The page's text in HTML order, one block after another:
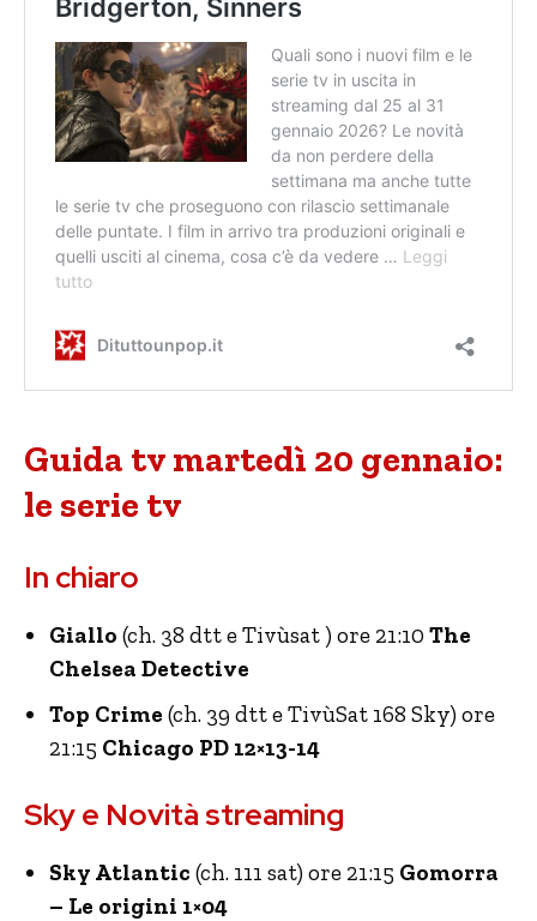
Guida tv martedì 20 gennaio:
le serie tv
In chiaro
Giallo (ch. 38 dtt e Tivùsat ) ore 21:10 The
Chelsea Detective
Top Crime (ch. 39 dtt e TivùSat 168 Sky) ore
21:15 Chicago PD 12×13-14
Sky e Novità streaming
Sky Atlantic (ch. 111 sat) ore 21:15 Gomorra
– Le origini 1×04